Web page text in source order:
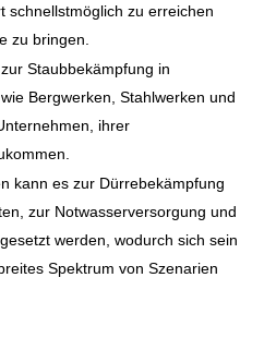
schnellstmöglich zu erreichen
zu bringen.
Staubbekämpfung in
Bergwerken, Stahlwerken und
ihrer
kann es zur Dürrebekämpfung
zur Notwasserversorgung und
werden, wodurch sich sein
Spektrum von Szenarien